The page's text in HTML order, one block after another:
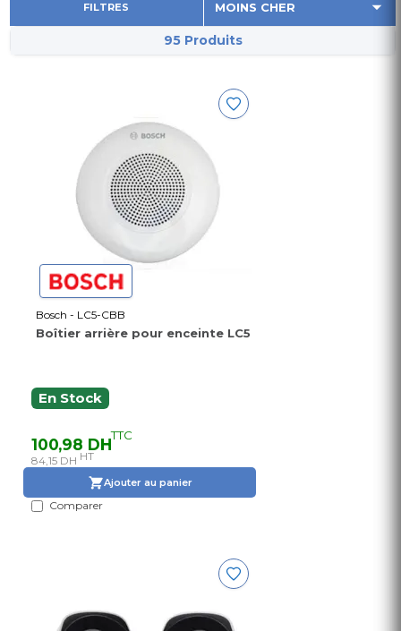
FILTRES
95 Produits
Bosch - LC5-CBB
Boîtier arrière pour enceinte LC5
En Stock
100,98 DHTTC
84,15 DH HT
Ajouter au panier
Comparer